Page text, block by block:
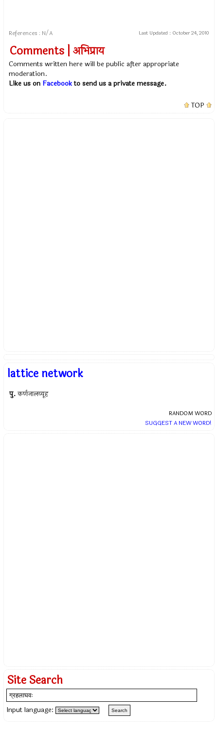
References : N/A Last Updated : October 24, 2010
Comments | अभिप्राय
Comments written here will be public after appropriate
moderation.
Like us on Facebookto send us a private message.
TOP
lattice network
पु. कर्णजालव्यूह
RANDOM WORD
SUGGEST A NEW WORD!
Site Search
Input language: